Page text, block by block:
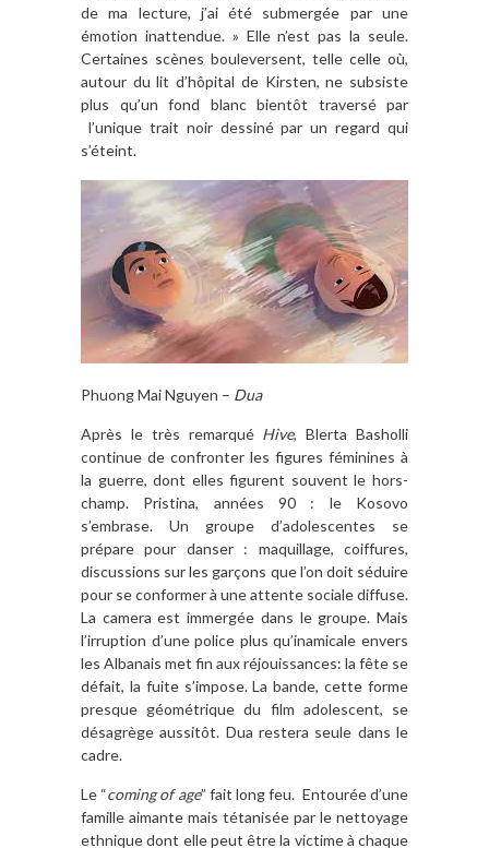
de ma lecture, j’ai été submergée par une
émotion inattendue. » Elle n’est pas la seule.
Certaines scènes bouleversent, telle celle où,
autour du lit d’hôpital de Kirsten, ne subsiste
plus qu’un fond blanc bientôt traversé par
l’unique trait noir dessiné par un regard qui
s’éteint.
Phuong Mai Nguyen – Dua
Après le très remarqué Hive, Blerta Basholli
continue de confronter les figures féminines à
la guerre, dont elles figurent souvent le hors-
champ. Pristina, années 90 : le Kosovo
s’embrase. Un groupe d’adolescentes se
prépare pour danser : maquillage, coiffures,
discussions sur les garçons que l’on doit séduire
pour se conformer à une attente sociale diffuse.
La camera est immergée dans le groupe. Mais
l’irruption d’une police plus qu’inamicale envers
les Albanais met fin aux réjouissances: la fête se
défait, la fuite s’impose. La bande, cette forme
presque géométrique du film adolescent, se
désagrège aussitôt. Dua restera seule dans le
cadre.
Le “coming of age” fait long feu. Entourée d’une
famille aimante mais tétanisée par le nettoyage
ethnique dont elle peut être la victime à chaque